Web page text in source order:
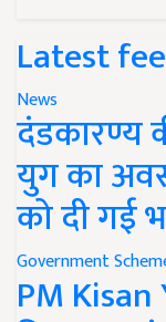
Latest
News
दंडकारण्य
युग का
को दी गई
Government
PM